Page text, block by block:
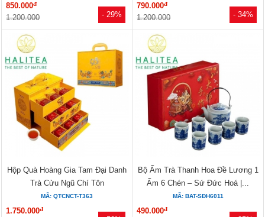
- 29%
850.000đ
1.200.000 - 34%
790.000đ
1.200.000
Hộp Quà Hoàng Gia Tam Đại Danh
Trà Cửu Ngũ Chí Tôn
MÃ: QTCNCT-T363
1.750.000đ
Bộ Ấm Trà Thanh Hoa Đề Lương 1
Ấm 6 Chén – Sứ Đức Hoá |...
MÃ: BAT-SĐH6011
490.000đ